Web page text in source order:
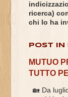
ricerca)
chi lo ha
POST IN
MUTUO
TUTTO
🏡 Da